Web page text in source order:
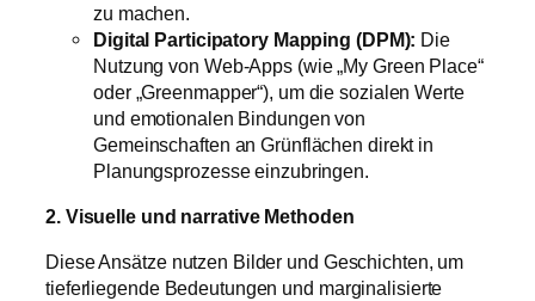
zu machen.
Digital Participatory Mapping (DPM): Die
Nutzung von Web-Apps (wie „My Green Place“
oder „Greenmapper“), um die sozialen Werte
und emotionalen Bindungen von
Gemeinschaften an Grünflächen direkt in
Planungsprozesse einzubringen.
2. Visuelle und narrative Methoden
Diese Ansätze nutzen Bilder und Geschichten, um
tieferliegende Bedeutungen und marginalisierte